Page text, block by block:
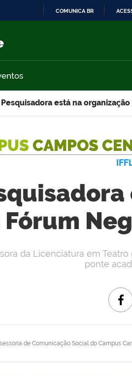
COMUNICA BR
Pesquisadora está na
CAMPOS
Fórum
de Comunicação Social do Campus
da Licenciatura em
ponte